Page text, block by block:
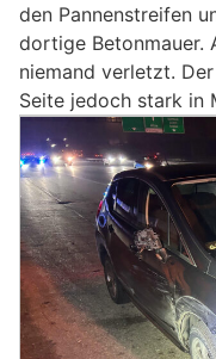
den Pannenstreifen
dortige Betonmauer.
niemand verletzt.
Seite jedoch stark in